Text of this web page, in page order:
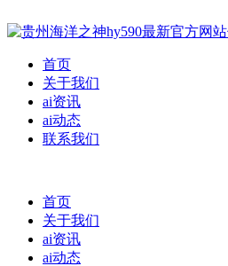
首页
关于我们
ai资讯
ai动态
联系我们
首页
关于我们
ai资讯
ai动态